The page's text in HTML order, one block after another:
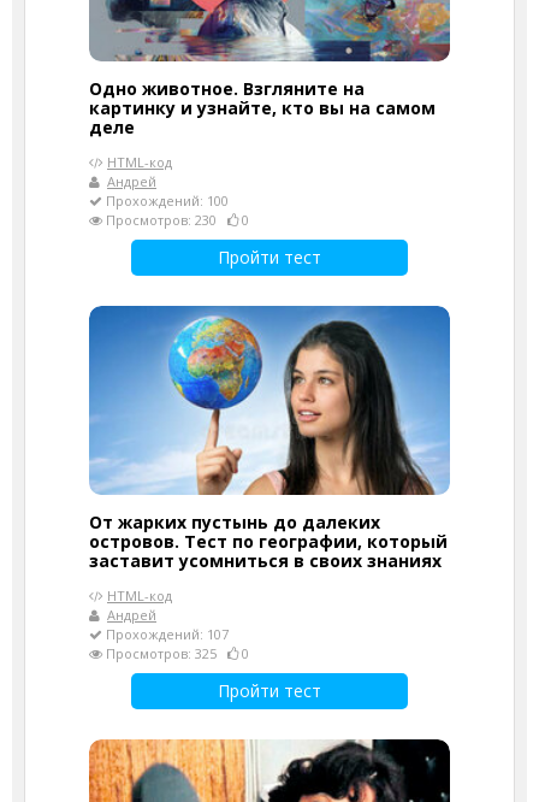
Одно животное. Взгляните на
картинку и узнайте, кто вы на самом
деле
HTML-код
Андрей
Прохождений: 100
Просмотров: 230
0
Пройти тест
От жарких пустынь до далеких
островов. Тест по географии, который
заставит усомниться в своих знаниях
HTML-код
Андрей
Прохождений: 107
Просмотров: 325
0
Пройти тест